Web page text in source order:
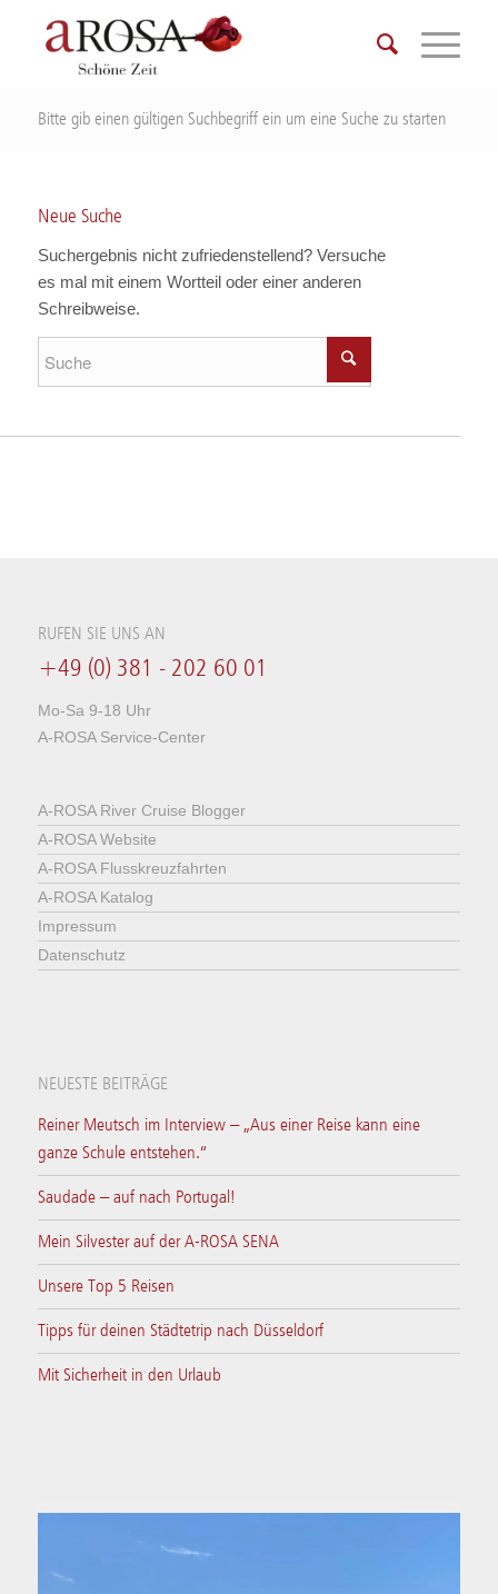
Bitte gib einen gültigen Suchbegriff ein um eine Suche zu starten
Neue Suche
Suchergebnis nicht zufriedenstellend? Versuche
es mal mit einem Wortteil oder einer anderen
Schreibweise.
RUFEN SIE UNS AN
+49 (0) 381 - 202 60 01
Mo-Sa 9-18 Uhr
A-ROSA Service-Center
A-ROSA River Cruise Blogger
A-ROSA Website
A-ROSA Flusskreuzfahrten
A-ROSA Katalog
Impressum
Datenschutz
NEUESTE BEITRÄGE
Reiner Meutsch im Interview – „Aus einer Reise kann eine
ganze Schule entstehen.“
Saudade – auf nach Portugal!
Mein Silvester auf der A-ROSA SENA
Unsere Top 5 Reisen
Tipps für deinen Städtetrip nach Düsseldorf
Mit Sicherheit in den Urlaub